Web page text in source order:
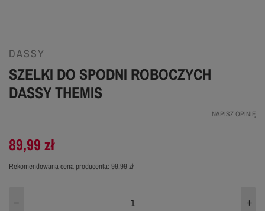
DASSY
SZELKI DO SPODNI ROBOCZYCH
DASSY THEMIS
NAPISZ OPINIĘ
Rekomendowana cena producenta: 99,99 zł
89,99 zł